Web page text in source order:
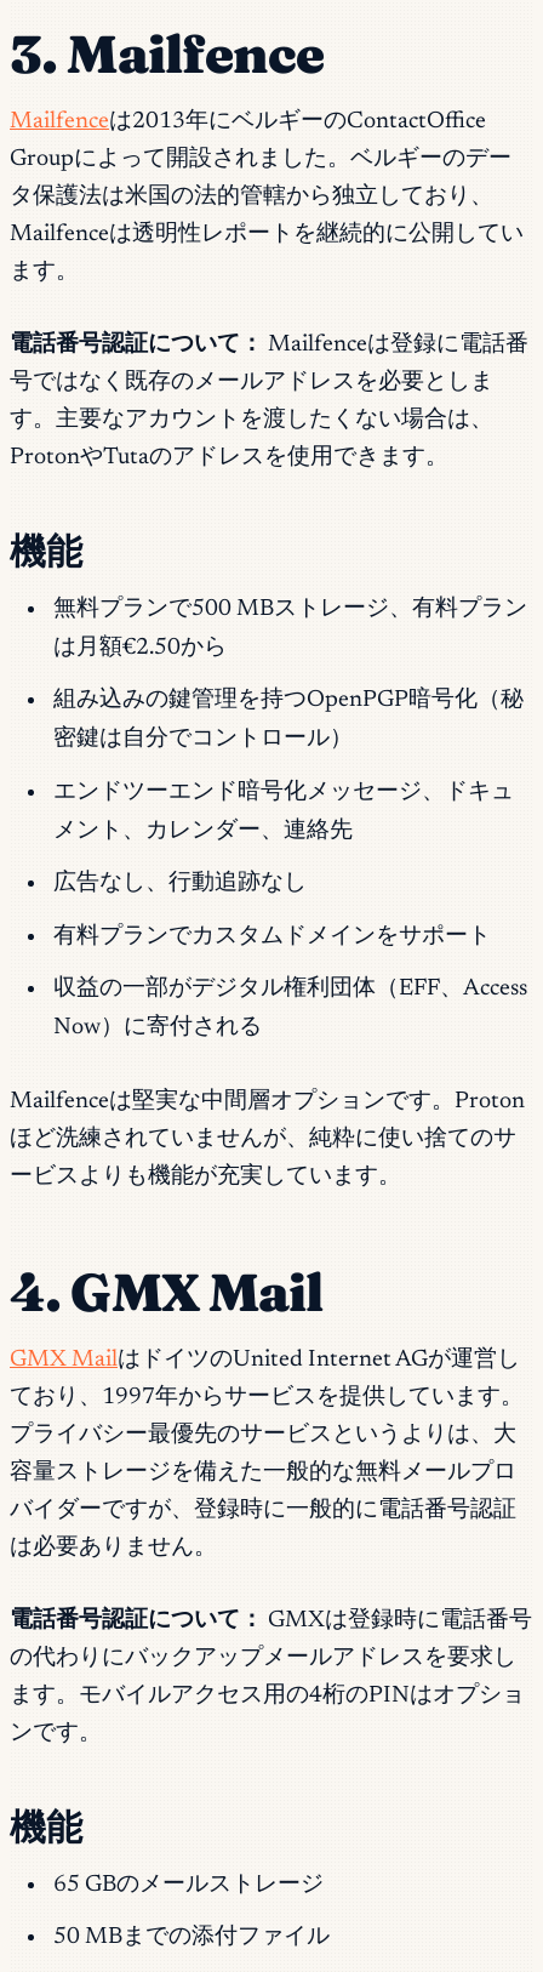
3. Mailfence
Mailfenceは2013年にベルギーのContactOffice
Groupによって開設されました。ベルギーのデー
タ保護法は米国の法的管轄から独立しており、
Mailfenceは透明性レポートを継続的に公開してい
ます。
電話番号認証について： Mailfenceは登録に電話番
号ではなく既存のメールアドレスを必要としま
す。主要なアカウントを渡したくない場合は、
ProtonやTutaのアドレスを使用できます。
機能
無料プランで500 MBストレージ、有料プラン
は月額€2.50から
組み込みの鍵管理を持つOpenPGP暗号化（秘
密鍵は自分でコントロール）
エンドツーエンド暗号化メッセージ、ドキュ
メント、カレンダー、連絡先
広告なし、行動追跡なし
有料プランでカスタムドメインをサポート
収益の一部がデジタル権利団体（EFF、Access
Now）に寄付される
Mailfenceは堅実な中間層オプションです。Proton
ほど洗練されていませんが、純粋に使い捨てのサ
ービスよりも機能が充実しています。
4. GMX Mail
GMX MailはドイツのUnited Internet AGが運営し
ており、1997年からサービスを提供しています。
プライバシー最優先のサービスというよりは、大
容量ストレージを備えた一般的な無料メールプロ
バイダーですが、登録時に一般的に電話番号認証
は必要ありません。
電話番号認証について：
GMXは登録時に電話番号
の代わりにバックアップメールアドレスを要求し
ます。モバイルアクセス用の4桁のPINはオプショ
ンです。
機能
65 GBのメールストレージ
50 MBまでの添付ファイル